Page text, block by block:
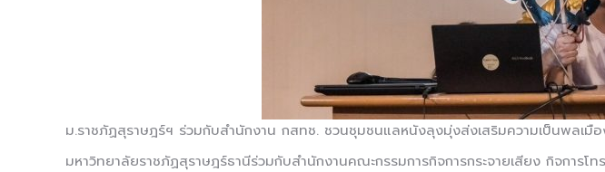
ม.ราชภัฏสุราษฎร์ฯ ร่วมกับสำนักงาน กสทช. ชวนชุมชนแลหนังลุงมุ่งส่งเสริมความเป็นพลเ
มหาวิทยาลัยราชภัฏสุราษฎร์ธานีร่วมกับสำนักงานคณะกรรมการกิจการกระจายเสียง กิจกา